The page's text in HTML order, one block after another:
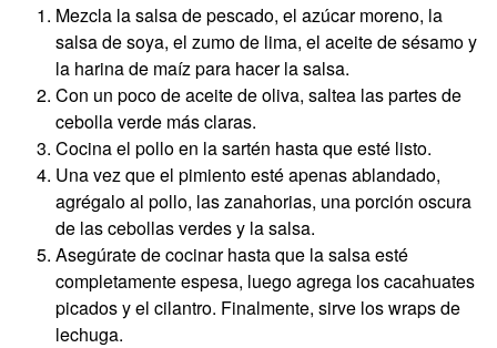
Mezcla la salsa de pescado, el azúcar moreno, la
salsa de soya, el zumo de lima, el aceite de sésamo y
la harina de maíz para hacer la salsa.
Con un poco de aceite de oliva, saltea las partes de
cebolla verde más claras.
Cocina el pollo en la sartén hasta que esté listo.
Una vez que el pimiento esté apenas ablandado,
agrégalo al pollo, las zanahorias, una porción oscura
de las cebollas verdes y la salsa.
Asegúrate de cocinar hasta que la salsa esté
completamente espesa, luego agrega los cacahuates
picados y el cilantro. Finalmente, sirve los wraps de
lechuga.